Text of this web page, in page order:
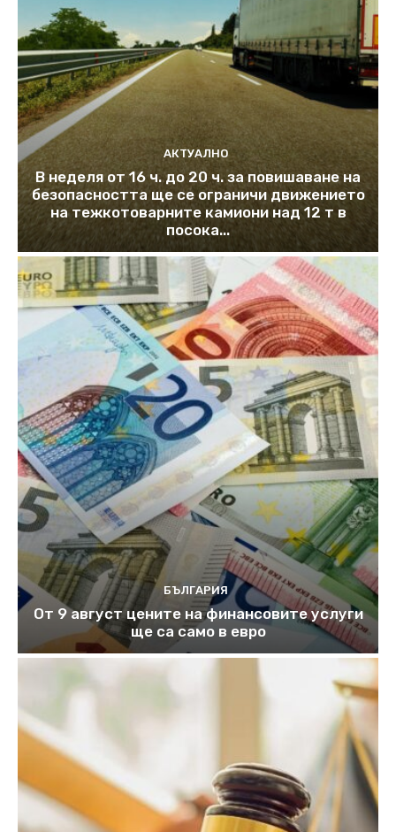
АКТУАЛНО
В неделя от 16 ч. до 20 ч. за повишаване на
безопасността ще се ограничи движението
на тежкотоварните камиони над 12 т в
посока...
БЪЛГАРИЯ
От 9 август цените на финансовите услуги
ще са само в евро